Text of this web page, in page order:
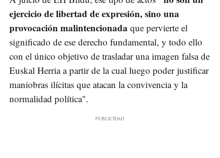
ejercicio de libertad de expresión, sino una
provocaciónmalintencionada que pervierte el
significado de ese derecho fundamental, y todo ello
con el único objetivo de trasladar una imagen falsa de
Euskal Herria a partir de la cual luego poder justificar
maniobras ilícitas que atacan la convivencia y la
normalidad política".